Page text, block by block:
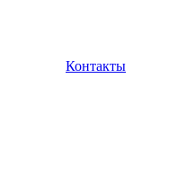
Контакты